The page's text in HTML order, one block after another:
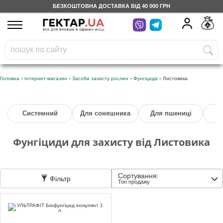
БЕЗКОШТОВНА ДОСТАВКА ВІД 40 000 ГРН
UA
На вашому
бонусному рахунку
грн
Безкоштовно по Україні
Категорії
Щоденник
Доставка
Відгуки
Головна » Інтернет-магазин » Засоби захисту рослин » Фунгіциди » Листовика
Системний Для соняшника Для пшениці
Фунгіциди для захисту від Листовика
Фільтр Сортування:
Топ продажу